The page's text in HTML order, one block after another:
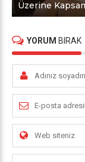
Üzerine
YORUM BIRAK